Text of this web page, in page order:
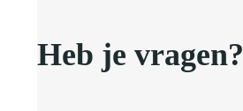
Heb je vragen?